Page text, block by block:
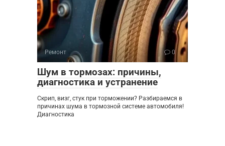
Ремонт 0
Шум в тормозах: причины,
диагностика и устранение
Скрип, визг, стук при торможении? Разбираемся в
причинах шума в тормозной системе автомобиля!
Диагностика